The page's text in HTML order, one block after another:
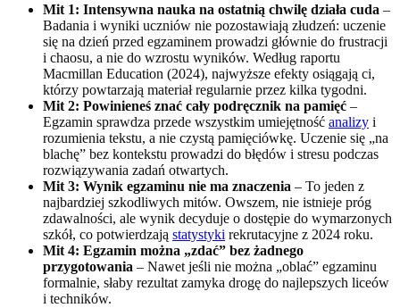
Mit 1: Intensywna nauka na ostatnią chwilę działa cuda –
Badania i wyniki uczniów nie pozostawiają złudzeń: uczenie
się na dzień przed egzaminem prowadzi głównie do frustracji
i chaosu, a nie do wzrostu wyników. Według raportu
Macmillan Education (2024), najwyższe efekty osiągają ci,
którzy powtarzają materiał regularnie przez kilka tygodni.
Mit 2: Powinieneś znać cały podręcznik na pamięć –
Egzamin sprawdza przede wszystkim umiejętność analizy i
rozumienia tekstu, a nie czystą pamięciówkę. Uczenie się „na
blachę” bez kontekstu prowadzi do błędów i stresu podczas
rozwiązywania zadań otwartych.
Mit 3: Wynik egzaminu nie ma znaczenia – To jeden z
najbardziej szkodliwych mitów. Owszem, nie istnieje próg
zdawalności, ale wynik decyduje o dostępie do wymarzonych
szkół, co potwierdzają statystyki rekrutacyjne z 2024 roku.
Mit 4: Egzamin można „zdać” bez żadnego
przygotowania – Nawet jeśli nie można „oblać” egzaminu
formalnie, słaby rezultat zamyka drogę do najlepszych liceów
i techników.